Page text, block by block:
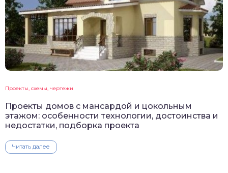
Проекты, схемы, чертежи
Проекты домов с мансардой и цокольным
этажом: особенности технологии, достоинства и
недостатки, подборка проекта
Читать далее